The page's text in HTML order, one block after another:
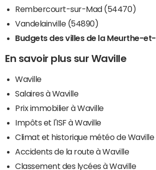
Rembercourt-sur-Mad (54470)
Vandelainville (54890)
Budgets des villes de la Meurthe-
En savoir plus sur Waville
Waville
Salaires à Waville
Prix immobilier à Waville
Impôts et l'ISF à Waville
Climat et historique météo de Waville
Accidents de la route à Waville
Classement des lycées à Waville